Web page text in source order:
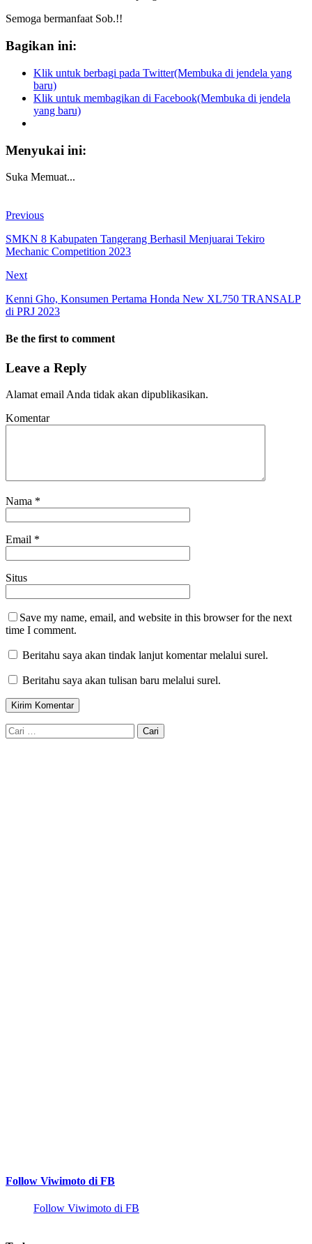
Semoga bermanfaat Sob.!!
Bagikan ini:
Klik untuk berbagi pada Twitter(Membuka di jendela yang
baru)
Klik untuk membagikan di Facebook(Membuka di jendela
yang baru)
Menyukai ini:
Suka Memuat...
Previous
SMKN 8 Kabupaten Tangerang Berhasil Menjuarai Tekiro
Mechanic Competition 2023
Next
Kenni Gho, Konsumen Pertama Honda New XL750 TRANSALP
di PRJ 2023
Be the first to comment
Leave a Reply
Alamat email Anda tidak akan dipublikasikan.
Komentar
Nama *
Email *
Situs
Save my name, email, and website in this browser for the next
time I comment.
Beritahu saya akan tindak lanjut komentar melalui surel.
Beritahu saya akan tulisan baru melalui surel.
Cari
untuk:
Follow Viwimoto di FB
Follow Viwimoto di FB